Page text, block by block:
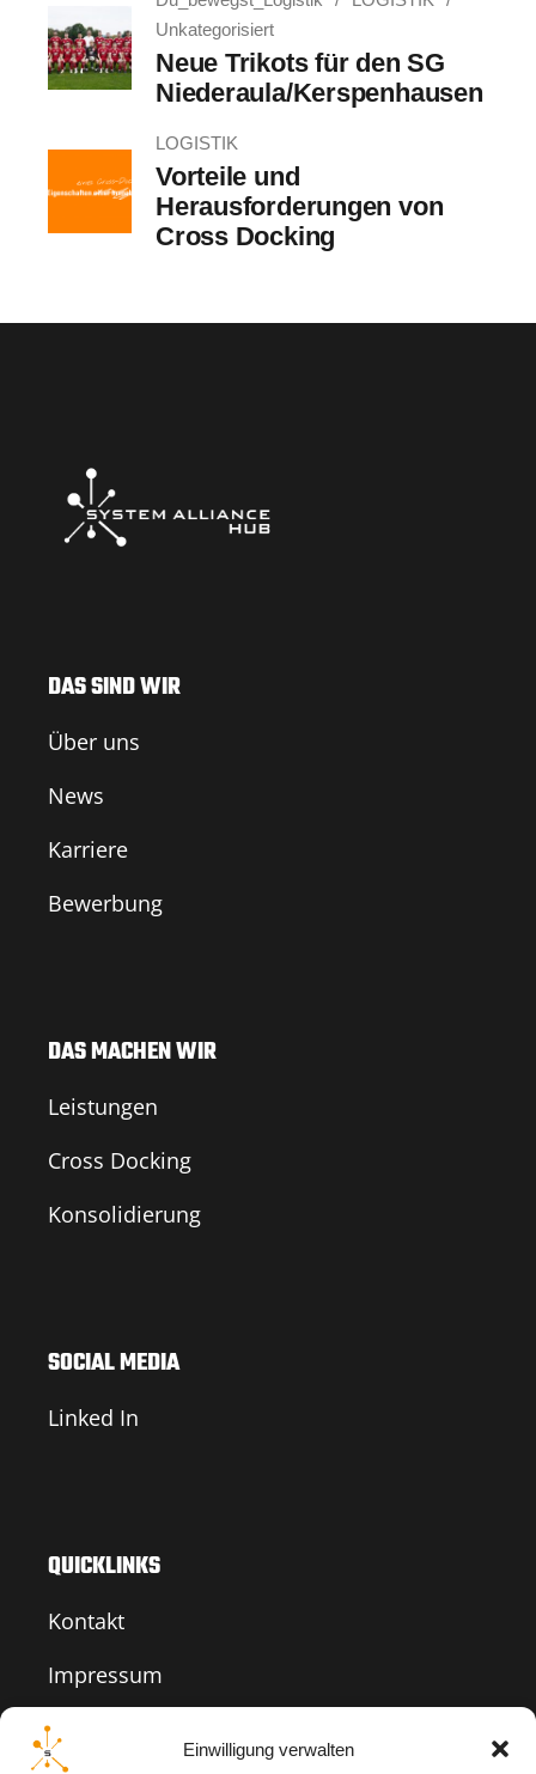
Einwilligung verwalten
Unkategorisiert
Neue Trikots für den SG
Niederaula/Kerspenhausen
LOGISTIK
Vorteile und
Herausforderungen von
Cross Docking
DAS SIND WIR
Über uns
News
Karriere
Bewerbung
DAS MACHEN WIR
Leistungen
Cross Docking
Konsolidierung
SOCIAL MEDIA
Linked In
QUICKLINKS
Kontakt
Impressum
Datenschutz